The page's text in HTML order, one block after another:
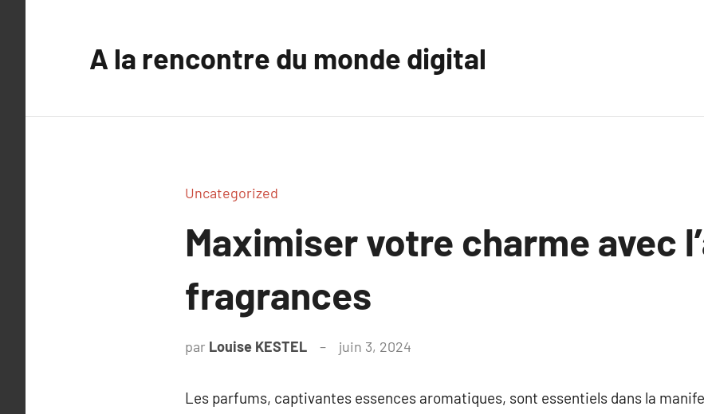
A la rencontre du monde digital
Uncategorized
Maximiser votre charme avec
fragrances
par Louise KESTEL juin 3, 2024
Les parfums, captivantes essences aromatiques, sont essentiels dans la